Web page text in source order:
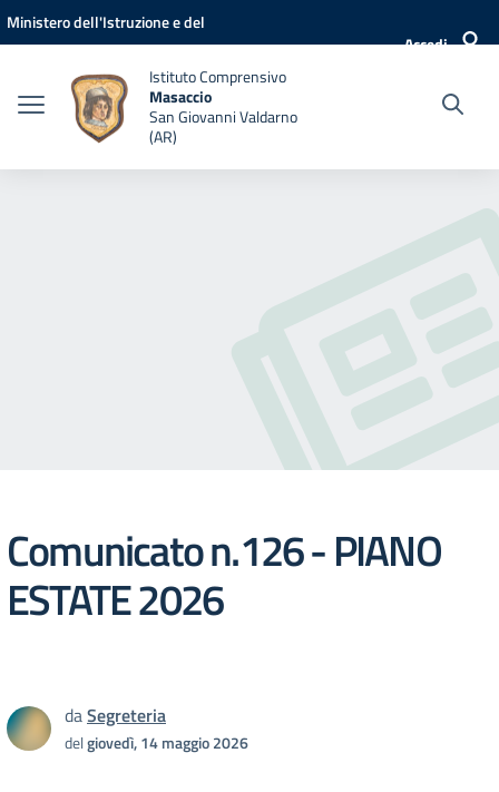
Vai ai contenuti
Vai al menu di navigazione
Vai al footer
Ministero dell'Istruzione e del
Accedi
Istituto Comprensivo
Masaccio
San Giovanni Valdarno
(AR)
Comunicato n.126 - PIANO
ESTATE 2026
daSegreteria
delgiovedì, 14 maggio 2026